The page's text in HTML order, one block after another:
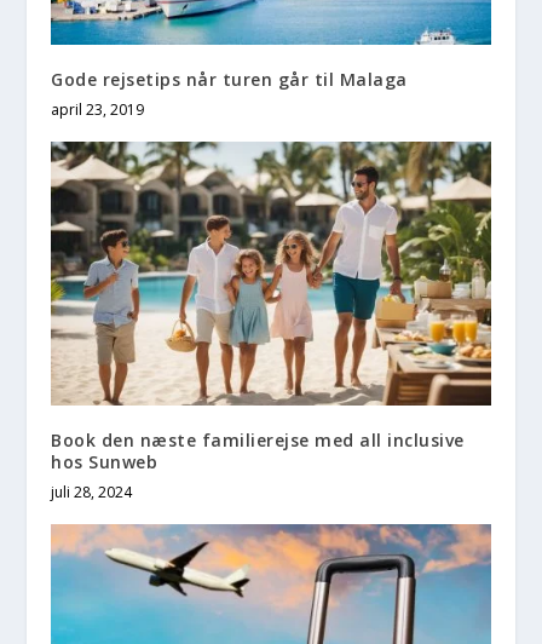
Gode rejsetips når turen går til Malaga
april 23, 2019
Book den næste familierejse med all inclusive
hos Sunweb
juli 28, 2024